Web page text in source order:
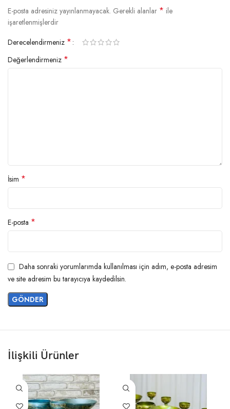
E-posta adresiniz yayınlanmayacak. Gerekli alanlar * ile
işaretlenmişlerdir
Derecelendirmeniz *
Değerlendirmeniz *
İsim *
E-posta *
Daha sonraki yorumlarımda kullanılması için adım, e-posta adresim
ve site adresim bu tarayıcıya kaydedilsin.
İlişkili Ürünler